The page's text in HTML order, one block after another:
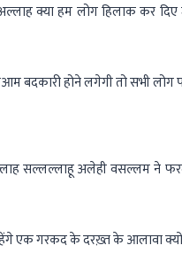
क्या हम लोग हिलाक कर
होने लगेगी तो सभी लोग
सल्लल्लाहू अलेही वसल्लम ने
एक गरकद के दरख़्त के आलावा